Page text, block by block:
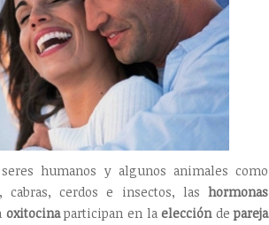
humanos y algunos animales como
cabras, cerdos e insectos, lashormonas
oxitocinaparticipan en laeleccióndepareja